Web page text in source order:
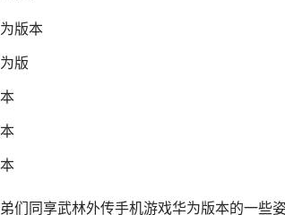
版本
版
们同享武林外传手机游戏华为版本的一些